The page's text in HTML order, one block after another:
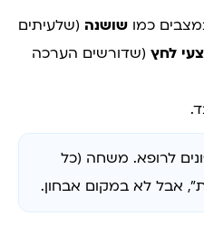
כמו שושנה (שלעיתים
לחץ (שדורשים הערכה
לרופא. משחה (כל
אבל לא במקום אבחון.